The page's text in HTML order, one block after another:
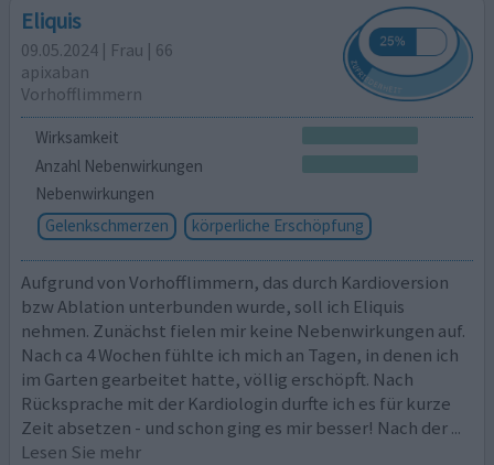
Eliquis
09.05.2024 | Frau | 66
apixaban
Vorhofflimmern
Wirksamkeit
Anzahl Nebenwirkungen
Nebenwirkungen
Gelenkschmerzen
körperliche Erschöpfung
Aufgrund von Vorhofflimmern, das durch Kardioversion
bzw Ablation unterbunden wurde, soll ich Eliquis
nehmen. Zunächst fielen mir keine Nebenwirkungen auf.
Nach ca 4 Wochen fühlte ich mich an Tagen, in denen ich
im Garten gearbeitet hatte, völlig erschöpft. Nach
Rücksprache mit der Kardiologin durfte ich es für kurze
Zeit absetzen - und schon ging es mir besser! Nach der...
Lesen Sie mehr